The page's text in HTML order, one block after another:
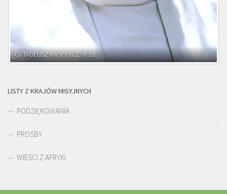
O. ADNRZEJ LEŚNIARA SJ
LISTY Z KRAJÓW MISYJNYCH
PODZIĘKOWANIA
PROŚBY
WIEŚCI Z AFRYKI